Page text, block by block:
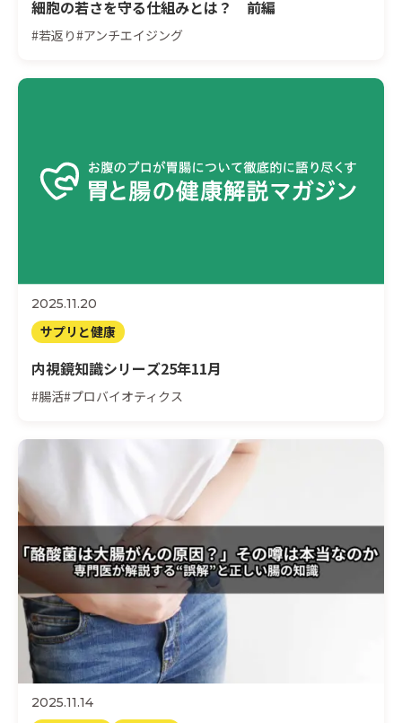
細胞の若さを守る仕組みとは？ 前編
#若返り#アンチエイジング
2025.11.20
サプリと健康
内視鏡知識シリーズ25年11月
#腸活#プロバイオティクス
2025.11.14